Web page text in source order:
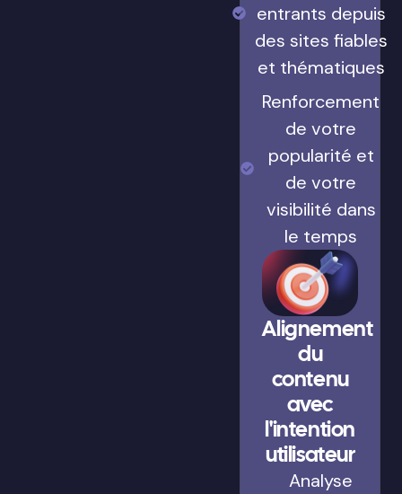
entrants depuis
des sites fiables
et thématiques
Renforcement
de votre
popularité et
de votre
visibilité dans
le temps
Alignement
du
contenu
avec
l'intention
utilisateur
Analyse